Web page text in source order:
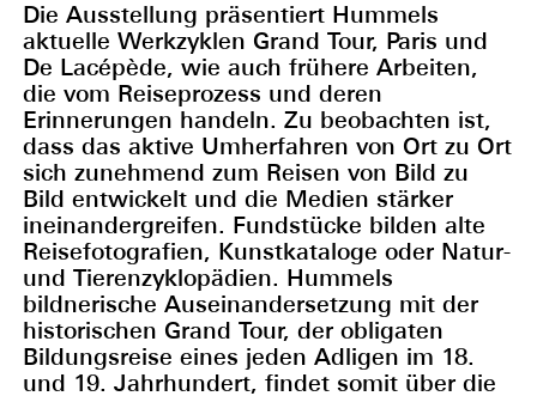
Die Ausstellung präsentiert Hummels
aktuelle Werkzyklen Grand Tour, Paris und
De Lacépède, wie auch frühere Arbeiten,
die vom Reiseprozess und deren
Erinnerungen handeln. Zu beobachten ist,
dass das aktive Umherfahren von Ort zu Ort
sich zunehmend zum Reisen von Bild zu
Bild entwickelt und die Medien stärker
ineinandergreifen. Fundstücke bilden alte
Reisefotografien, Kunstkataloge oder Natur-
und Tierenzyklopädien. Hummels
bildnerische Auseinandersetzung mit der
historischen Grand Tour, der obligaten
Bildungsreise eines jeden Adligen im 18.
und 19. Jahrhundert, findet somit über die